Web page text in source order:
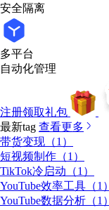
安全隔离
多平台
自动化管理
注册领取礼包
最新tag 查看更多
带货变现（1）
短视频制作（1）
TikTok冷启动（1）
YouTube效率工具（1）
YouTube数据分析（1）